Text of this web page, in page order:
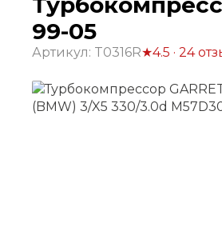
99-05
Артикул: T0316R★4.5 · 24